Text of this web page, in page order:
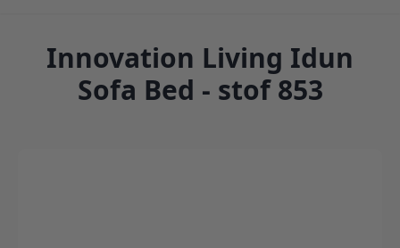
Innovation Living Idun
Sofa Bed - stof 853